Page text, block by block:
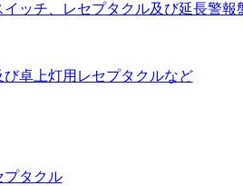
ッチ、レセプタクル及び延長警報
卓上灯用レセプタクルなど
タクル